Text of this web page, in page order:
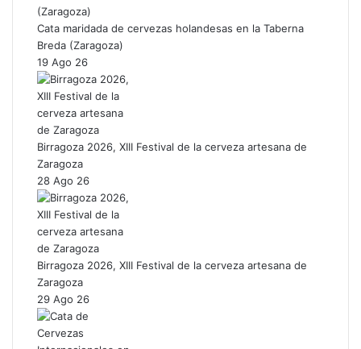
Cata maridada de cervezas holandesas en la Taberna
Breda (Zaragoza)
19 Ago 26
Birragoza 2026, XIII Festival de la cerveza artesana de
Zaragoza
28 Ago 26
Birragoza 2026, XIII Festival de la cerveza artesana de
Zaragoza
29 Ago 26